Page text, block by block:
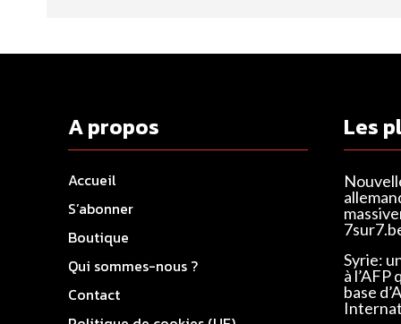
A propos
Accueil
S’abonner
Boutique
Qui sommes-nous ?
Contact
Les
Syrie:
à l’AFP
base